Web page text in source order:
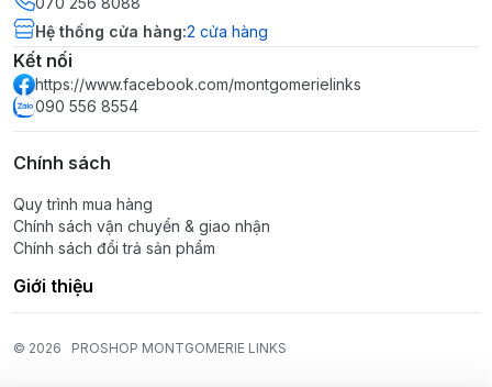
Hệ thống cửa hàng:2 cửa hàng
Kết nối
https://www.facebook.com/montgomerielinks
090 556 8554
Chính sách
Quy trình mua hàng
Chính sách vận chuyển & giao nhận
Chính sách đổi trả sản phẩm
Giới thiệu
© 2026 PROSHOP MONTGOMERIE LINKS